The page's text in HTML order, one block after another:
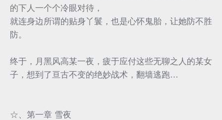
的下人一个个冷眼对待，
就连身边所谓的贴身丫鬟，也是心怀鬼胎，让她防不胜
防。
终于，月黑风高某一夜，疲于应付这些无聊之人的某女
子，想到了亘古不变的绝妙战术，翻墙逃跑…
☆、第一章 雪夜